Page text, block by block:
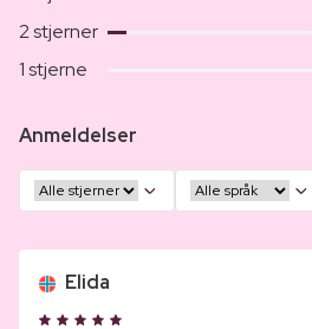
2 stjerner
1 stjerne
Anmeldelser
Elida